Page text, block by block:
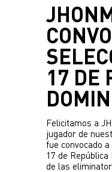
Comisión
Acta
Momentos
Sede Social y
Galeria de
Logo CAA
Noticias
Plantel
Tabla de
LIGA
Noticias
FÚTBOL
Noticias
Plantel
Noticias
Información
Valores
Noticias
Acreditaciones
Aldosivi en los
17 DE
Felicitamos a
jugador de
fue convocado
17 de
de las